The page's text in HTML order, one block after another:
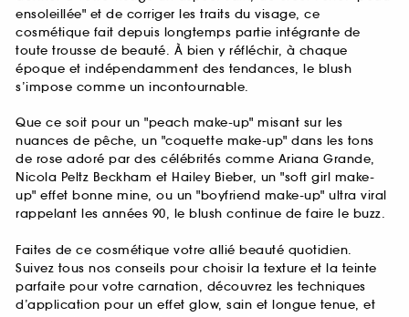
ensoleillée" et de corriger les traits du visage, ce
cosmétique fait depuis longtemps partie intégrante de
toute trousse de beauté. À bien y réfléchir, à chaque
époque et indépendamment des tendances, le blush
s’impose comme un incontournable.
Que ce soit pour un "peach make-up" misant sur les
nuances de pêche, un "coquette make-up" dans les tons
de rose adoré par des célébrités comme Ariana Grande,
Nicola Peltz Beckham et Hailey Bieber, un "soft girl make-
up" effet bonne mine, ou un "boyfriend make-up" ultra viral
rappelant les années 90, le blush continue de faire le buzz.
Faites de ce cosmétique votre allié beauté quotidien.
Suivez tous nos conseils pour choisir la texture et la teinte
parfaite pour votre carnation, découvrez les techniques
d’application pour un effet glow, sain et longue tenue, et